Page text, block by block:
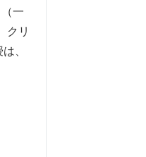
一
クリ
、